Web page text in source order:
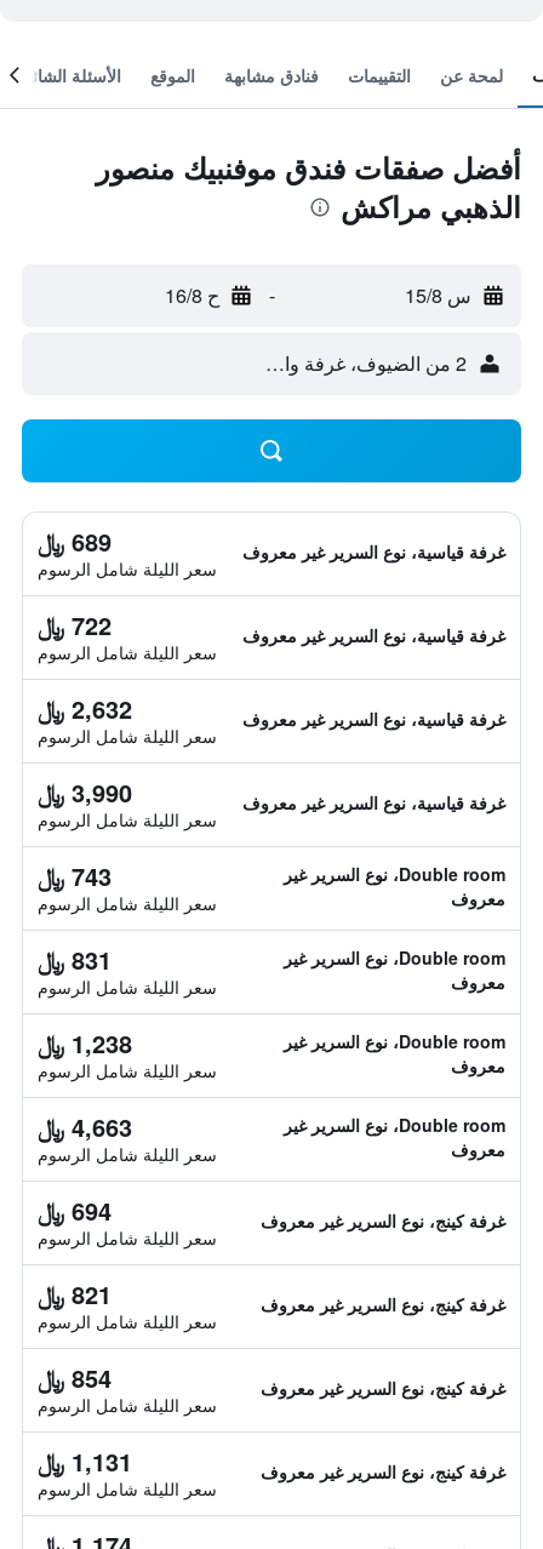
لمحة عن التقييمات فنادق مشابهة الموقع الأسئلة الشائعة
أفضل صفقات فندق موفنبيك منصور
الذهبي مراكش
س 15/8 - ح 16/8
2 من الضيوف، غرفة واحدة
غرفة قياسية، نوع السرير غير معروف 689 ﷼
سعر الليلة شامل الرسوم
غرفة قياسية، نوع السرير غير معروف 722 ﷼
سعر الليلة شامل الرسوم
غرفة قياسية، نوع السرير غير معروف 2,632 ﷼
سعر الليلة شامل الرسوم
غرفة قياسية، نوع السرير غير معروف 3,990 ﷼
سعر الليلة شامل الرسوم
Double room، نوع السرير غير
معروف
743 ﷼
سعر الليلة شامل الرسوم
Double room، نوع السرير غير
معروف
831 ﷼
سعر الليلة شامل الرسوم
Double room، نوع السرير غير
معروف
1,238 ﷼
سعر الليلة شامل الرسوم
Double room، نوع السرير غير
معروف
4,663 ﷼
سعر الليلة شامل الرسوم
غرفة كينج، نوع السرير غير معروف 694 ﷼
سعر الليلة شامل الرسوم
غرفة كينج، نوع السرير غير معروف 821 ﷼
سعر الليلة شامل الرسوم
غرفة كينج، نوع السرير غير معروف 854 ﷼
سعر الليلة شامل الرسوم
غرفة كينج، نوع السرير غير معروف 1,131 ﷼
سعر الليلة شامل الرسوم